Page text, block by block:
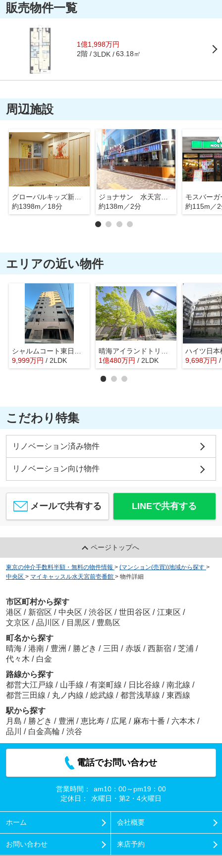
販売物件一覧
1億1,998万円
2階 3LDK 63.18㎡
周辺施設
グローバルキッズ新川園
約1398m／18分
ジョナサン 水天宮駅前店
約138m／2分
約115m／
エリアの近い物件
9,999万円 / 2LDK
1億480万円 / 2LDK
ハイツ日本
9,698万円
こだわり特集
リノベーション済み物件
リノベーション向け物件
メールで共有する LINEで共有する
ページトップへ
東京の仲介手数料半額・無料の物件情報 > (マンション(売買))地域から探す >
中央区 > マイキャッスル水天宮前壱番館 > 物件詳細
市区町村から探す
港区 / 新宿区 / 中央区 / 渋谷区 / 世田谷区 / 江東区 /
文京区 / 品川区 / 目黒区 / 豊島区
町名から探す
晴海 / 港南 / 豊洲 / 勝どき / 三田 / 赤坂 / 西新宿 / 芝浦 /
代々木 / 白金
路線から探す
都営大江戸線 / 山手線 / 有楽町線 / 日比谷線 / 南北線 /
都営三田線 / 丸ノ内線 / 総武線 / 都営浅草線 / 東西線
駅から探す
月島 / 勝どき / 豊洲 / 恵比寿 / 広尾 / 麻布十番 / 六本木 /
品川
/ 白金高輪 / 渋谷
電話でお問い合わせ
営業時間：
am10：00～pm19：00
定休日：
水曜日・第2・4火曜日
ホーム 会社概要
お問い合わせ 来店予約